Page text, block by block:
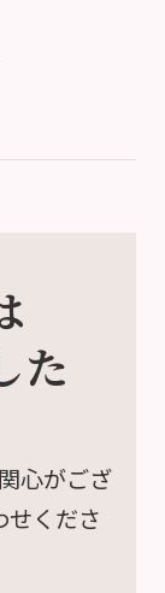
た
心がござ
せくださ